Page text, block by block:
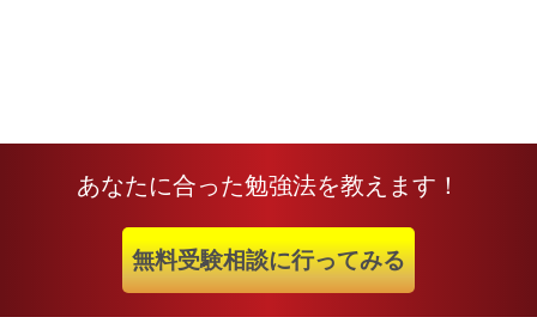
あなたに合った勉強法を教えます！
無料受験相談に行ってみる